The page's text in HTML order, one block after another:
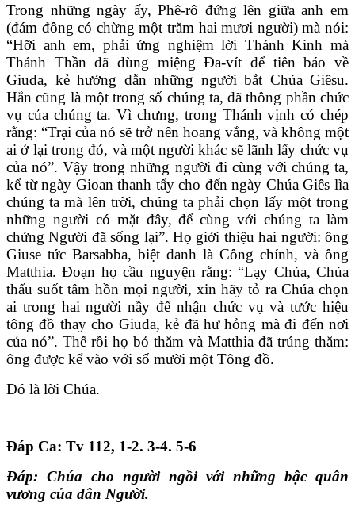
Trong những ngày ấy, Phê-rô đứng lên giữa anh em
(đám đông có chừng một trăm hai mươi người) mà nói:
“Hỡi anh em, phải ứng nghiệm lời Thánh Kinh mà
Thánh Thần đã dùng miệng Đa-vít để tiên báo về
Giuda, kẻ hướng dẫn những người bắt Chúa Giêsu.
Hắn cũng là một trong số chúng ta, đã thông phần chức
vụ của chúng ta. Vì chưng, trong Thánh vịnh có chép
rằng: “Trại của nó sẽ trở nên hoang vắng, và không một
ai ở lại trong đó, và một người khác sẽ lãnh lấy chức vụ
của nó”. Vậy trong những người đi cùng với chúng ta,
kể từ ngày Gioan thanh tẩy cho đến ngày Chúa Giês lìa
chúng ta mà lên trời, chúng ta phải chọn lấy một trong
những người có mặt đây, để cùng với chúng ta làm
chứng Người đã sống lại”. Họ giới thiệu hai người: ông
Giuse tức Barsabba, biệt danh là Công chính, và ông
Matthia. Đoạn họ cầu nguyện rằng: “Lạy Chúa, Chúa
thấu suốt tâm hồn mọi người, xin hãy tỏ ra Chúa chọn
ai trong hai người nầy để nhận chức vụ và tước hiệu
tông đồ thay cho Giuda, kẻ đã hư hỏng mà đi đến nơi
của nó”. Thế rồi họ bỏ thăm và Matthia đã trúng thăm:
ông được kể vào với số mười một Tông đồ.
Đó là lời Chúa.
Ðáp Ca: Tv 112, 1-2. 3-4. 5-6
Ðáp: Chúa cho người ngồi với những bậc quân
vương của dân Người.